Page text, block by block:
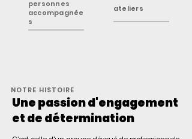
personnes
accompagnée
s
ateliers
NOTRE HISTOIRE
Une passion d'engagement
et de détermination